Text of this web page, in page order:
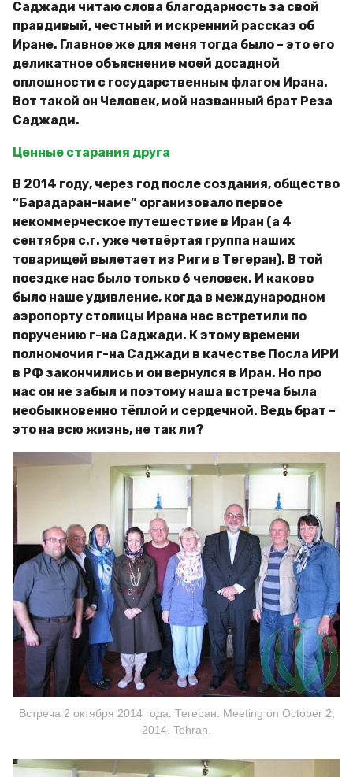
Саджади читаю слова благодарность за свой
правдивый, честный и искренний рассказ об
Иране. Главное же для меня тогда было – это его
деликатное объяснение моей досадной
оплошности с государственным флагом Ирана.
Вот такой он Человек, мой названный брат Реза
Саджади.
Ценные старания друга
В 2014 году, через год после создания, общество
“Барадаран-наме” организовало первое
некоммерческое путешествие в Иран (а 4
сентября с.г. уже четвёртая группа наших
товарищей вылетает из Риги в Тегеран). В той
поездке нас было только 6 человек. И каково
было наше удивление, когда в международном
аэропорту столицы Ирана нас встретили по
поручению г-на Саджади. К этому времени
полномочия г-на Саджади в качестве Посла ИРИ
в РФ закончились и он вернулся в Иран. Но про
нас он не забыл и поэтому наша встреча была
необыкновенно тёплой и сердечной. Ведь брат –
это на всю жизнь, не так ли?
Встреча 2 октября 2014 года. Тегеран. Meeting on October 2,
2014. Tehran.